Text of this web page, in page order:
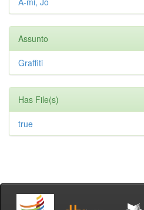
Assunto
Graffiti
Has File(s)
true